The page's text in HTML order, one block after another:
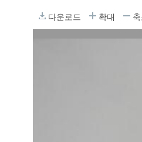
다운로드 확대